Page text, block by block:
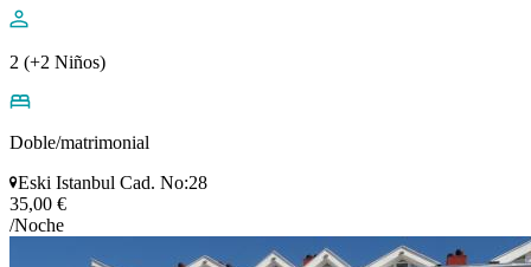
2 (+2 Niños)
Doble/matrimonial
Eski Istanbul Cad. No:28
35,00 €
/Noche